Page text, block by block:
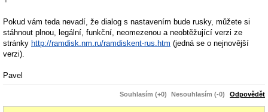
Pokud vám teda nevadí, že dialog s nastavením bude rusky, můžete si
stáhnout plnou, legální, funkční, neomezenou a neobtěžující verzi ze
stránky http://ramdisk.nm.ru/ramdiskent-rus.htm (jedná se o nejnovější
verzi).
Pavel
Souhlasím (+0) Nesouhlasím (-0) Odpovědět